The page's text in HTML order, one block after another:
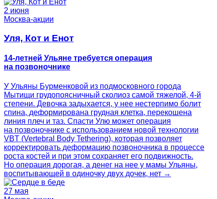
2 июня
Москва-акции
Уля, Кот и Енот
14-летней Ульяне требуется операция
на позвоночнике
У Ульяны Бурменковой из подмосковного города
Мытищи грудопоясничный сколиоз самой тяжелой, 4-й
степени. Девочка задыхается, у нее нестерпимо болит
спина, деформирована грудная клетка, перекошена
линия плеч и таз. Спасти Улю может операция
на позвоночнике с использованием новой технологии
VBT (Vertebral Body Tethering), которая позволяет
корректировать деформацию позвоночника в процессе
роста костей и при этом сохраняет его подвижность.
Но операция дорогая, а денег на нее у мамы Ульяны,
воспитывающей в одиночку двух дочек, нет →
27 мая